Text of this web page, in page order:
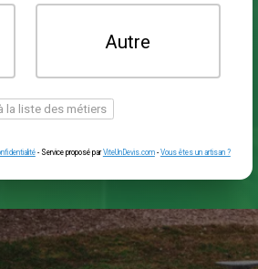
Une prise renforcée
(type greenup)
Je ne sais pas
Retour à la liste